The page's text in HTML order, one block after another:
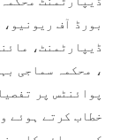
بورڈ آف
ڈیپارٹمنٹ،
، محکمہ سماجی
پوائنٹس پر
خطاب کرتے ہوئے